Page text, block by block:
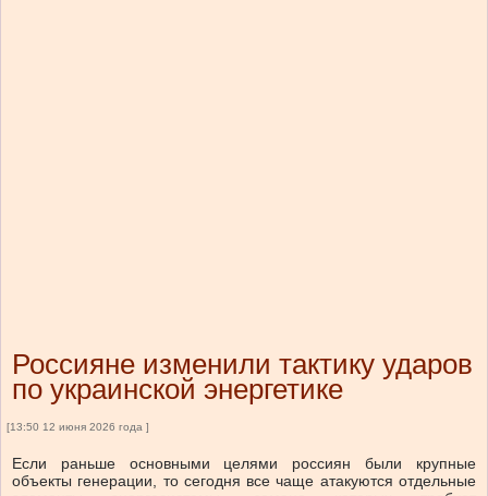
Россияне изменили тактику ударов
по украинской энергетике
[13:50 12 июня 2026 года ]
Если раньше основными целями россиян были крупные
объекты генерации, то сегодня все чаще атакуются отдельные